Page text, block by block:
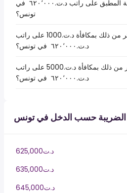
ما هو معدل الضريبة المطبق على راتب د.ت.‏٦٢٠٬٠٠٠ ‏ في
تونس؟
كم ستكسب أكثر من ذلك بمكافأة د.ت.1000 على راتب
د.ت.‏٦٢٠٬٠٠٠ ‏ في تونس؟
كم ستكسب أكثر من ذلك بمكافأة د.ت.5000 على راتب
د.ت.‏٦٢٠٬٠٠٠ ‏ في تونس؟
الضريبة حسب الدخل في تونس
625,000د.ت
635,000د.ت
645,000د.ت